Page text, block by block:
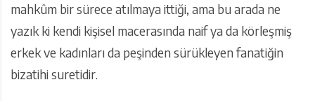
mahkûm bir sürece atılmaya ittiği, ama bu arada ne
yazık ki kendi kişisel macerasında naif ya da körleşmiş
erkek ve kadınları da peşinden sürükleyen fanatiğin
bizatihi suretidir.